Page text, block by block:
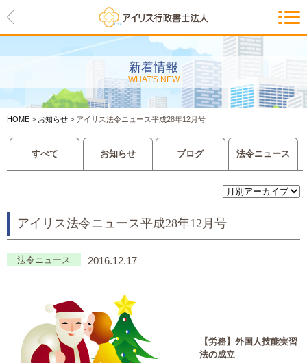
新着情報
WHAT'S NEW
HOME > お知らせ > アイリス法令ニュース平成28年12月号
すべて お知らせ ブログ 法令ニュース
アイリス法令ニュース平成28年12月号
法令ニュース 2016.12.17
【労務】 外国人技能実習
法の成立
HOME
アイリスの紹介
代表ご挨拶・経営理念・アイリス
のお約束
会社概要・アクセスマップ
サービス一覧
入管等外国人各種手続き
建設業許可申請
その他各種手続き